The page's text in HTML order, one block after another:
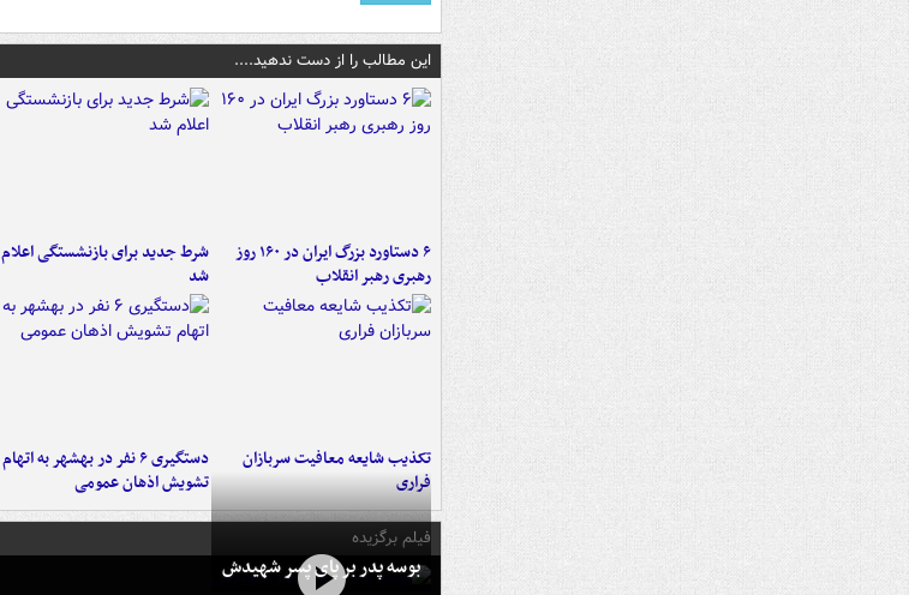
این مطالب را از دست ندهید....
۶ دستاورد بزرگ ایران در ۱۶۰ روز
رهبری رهبر انقلاب
شرط جدید برای بازنشستگی اعلام
شد
تکذیب شایعه معافیت سربازان
فراری
دستگیری ۶ نفر در بهشهر به اتهام
تشویش اذهان عمومی
فیلم برگزیده
بوسه‌ پدر بر پای پسر شهیدش